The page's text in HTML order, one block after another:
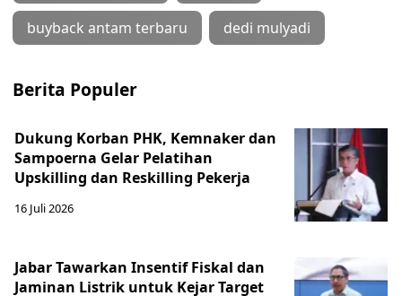
buyback antam terbaru dedi mulyadi
Berita Populer
Dukung Korban PHK, Kemnaker dan
Sampoerna Gelar Pelatihan
Upskilling dan Reskilling Pekerja
16 Juli 2026
Jabar Tawarkan Insentif Fiskal dan
Jaminan Listrik untuk Kejar Target